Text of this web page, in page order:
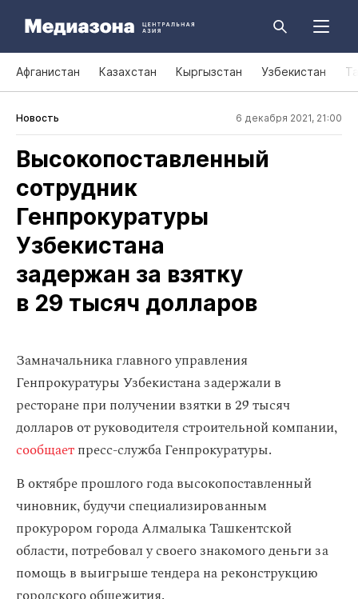
Афганистан Казахстан Кыргызстан Узбекистан
Новость 6 декабря 2021, 21:00
Высокопоставленный
сотрудник
Генпрокуратуры
Узбекистана
задержан за взятку
в 29 тысяч долларов
Замначальника главного управления
Генпрокуратуры Узбекистана задержали в
ресторане при получении взятки в 29 тысяч
долларов от руководителя строительной компании,
сообщаетпресс-служба Генпрокуратуры.
В октябре прошлого года высокопоставленный
чиновник, будучи специализированным
прокурором города Алмалыка Ташкентской
области, потребовал у своего знакомого деньги за
помощь в выигрыше тендера на реконструкцию